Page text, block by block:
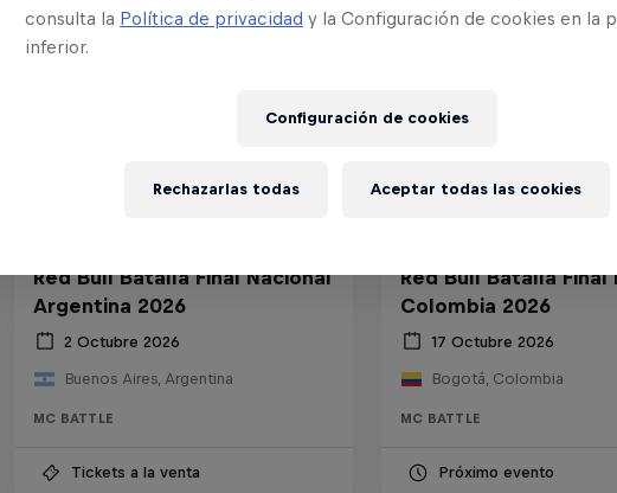
Red Bull Batalla Final Nacional
Argentina 2026
2 Octubre 2026
Buenos Aires, Argentina
MC BATTLE
Tickets a la venta
Red Bull Batalla Final
Colombia 2026
17 Octubre 2026
Bogotá, Colombia
MC BATTLE
Próximo evento
consulta la Política de privacidad y la Configuración de cookies en la
inferior.
Configuración de cookies
Rechazarlas todas Aceptar todas las cookies